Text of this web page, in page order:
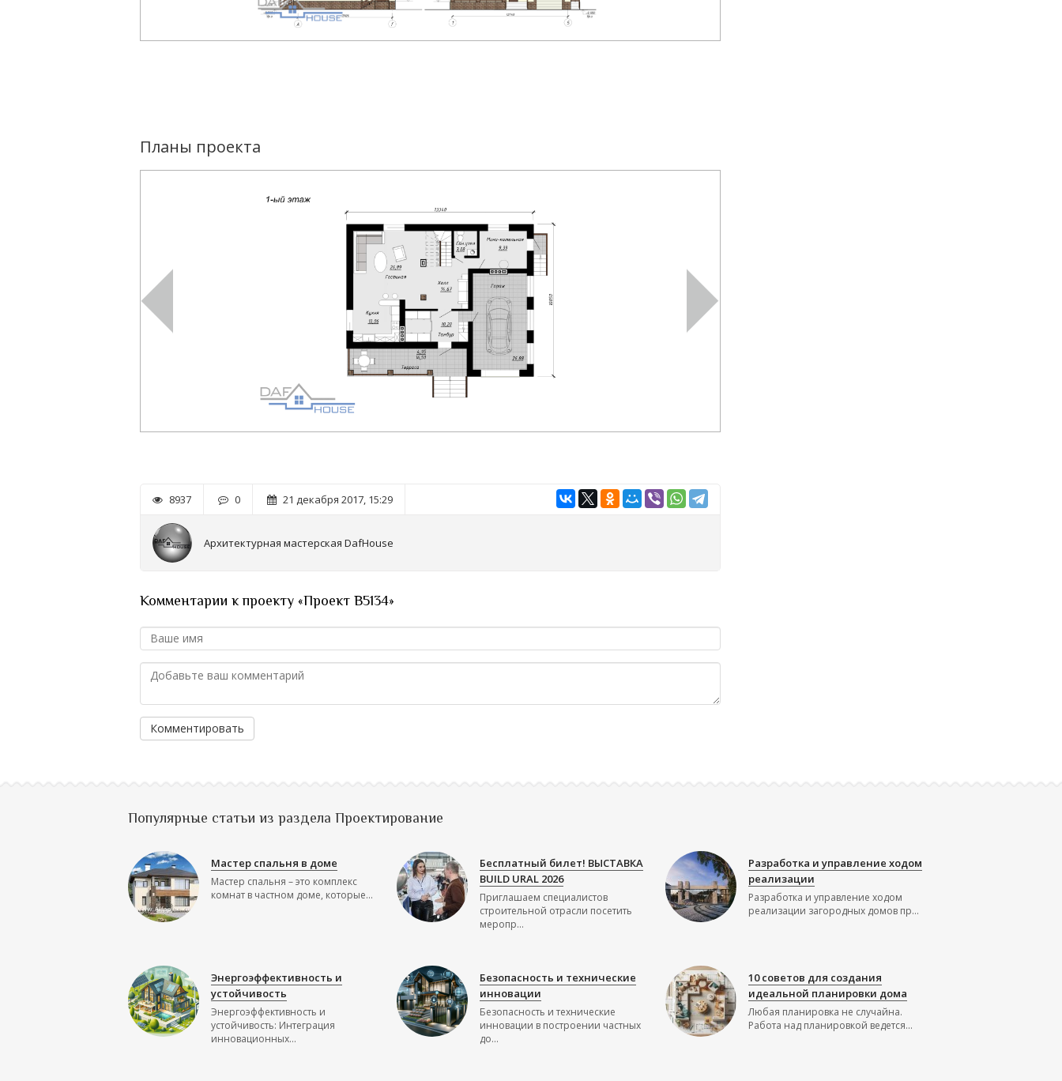
Планы проекта
8937 0 21 декабря 2017, 15:29
Архитектурная мастерская DafHouse
Комментарии к проекту «Проект В5134»
Комментировать
Популярные статьи из раздела Проектирование
Мастер спальня в доме
Мастер спальня – это комплекс
комнат в частном доме, которые...
Бесплатный билет! ВЫСТАВКА
BUILD URAL 2026
Приглашаем специалистов
строительной отрасли посетить
меропр...
Разработка и управление ходом
реализации
Разработка и управление ходом
реализации загородных домов пр...
Энергоэффективность и
устойчивость
Энергоэффективность и
устойчивость: Интеграция
инновационных...
Безопасность и технические
инновации
Безопасность и технические
инновации в построении частных
до...
10 советов для создания
идеальной планировки дома
Любая планировка не случайна.
Работа над планировкой ведется...